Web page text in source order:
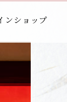
ンショップ